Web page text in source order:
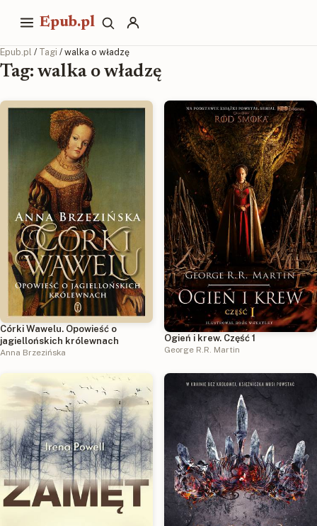
Epub.pl
Epub.pl / Tagi / walka o władzę
Tag: walka o władzę
Córki Wawelu. Opowieść o
jagiellońskich królewnach
Anna Brzezińska
Ogień i krew. Część 1
George R.R. Martin